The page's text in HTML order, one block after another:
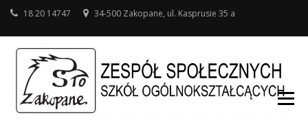
18 20 14747 34-500 Zakopane, ul. Kasprusie 35 a